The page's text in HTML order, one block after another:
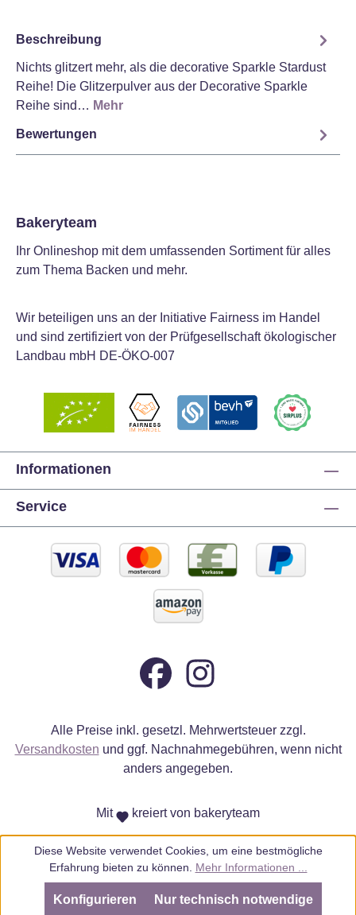
Beschreibung
Nichts glitzert mehr, als die decorative Sparkle Stardust
Reihe! Die Glitzerpulver aus der Decorative Sparkle
Reihe sind… Mehr
Bewertungen
Bakeryteam
Ihr Onlineshop mit dem umfassenden Sortiment für alles
zum Thema Backen und mehr.
Wir beteiligen uns an der Initiative Fairness im Handel
und sind zertifiziert von der Prüfgesellschaft ökologischer
Landbau mbH DE-ÖKO-007
Informationen
Service
Alle Preise inkl. gesetzl. Mehrwertsteuer zzgl.
Versandkosten und ggf. Nachnahmegebühren, wenn nicht
anders angegeben.
Mit kreiert von bakeryteam
Diese Website verwendet Cookies, um eine bestmögliche
Erfahrung bieten zu können. Mehr Informationen ...
Nur technisch notwendige
Konfigurieren